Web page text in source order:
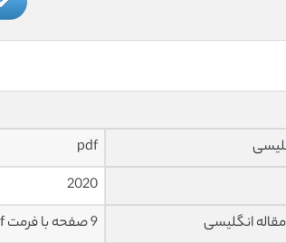
pdf
2020
انگلیسی
9 صفحه با فرمت pdf